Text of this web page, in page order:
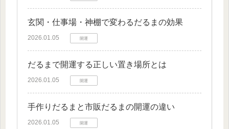
玄関・仕事場・神棚で変わるだるまの効果
2026.01.05 開運
だるまで開運する正しい置き場所とは
2026.01.05 開運
手作りだるまと市販だるまの開運の違い
2026.01.05 開運